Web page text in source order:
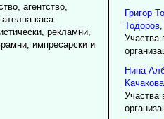
агентство,
каса
рекламни,
импресарски и
Григор
Тодоров,
Участва
Нина
Качакова
Участва